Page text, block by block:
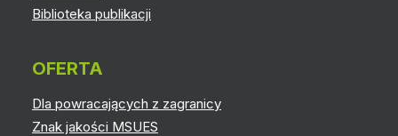
Biblioteka publikacji
OFERTA
Dla powracających z zagranicy
Znak jakości MSUES